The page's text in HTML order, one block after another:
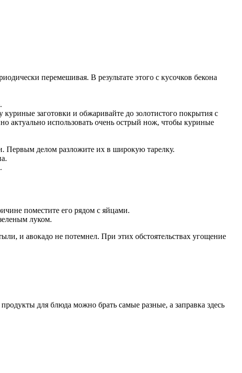
перемешивая. В результате этого с кусочков бекона
заготовки и обжаривайте до золотистого покрытия с
актуально использовать очень острый нож, чтобы куриные
Первым делом разложите их в широкую тарелку.
поместите его рядом с яйцами.
луком.
и авокадо не потемнел. При этих обстоятельствах угощение
для блюда можно брать самые разные, а заправка здесь